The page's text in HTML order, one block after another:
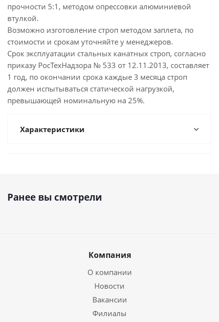
прочности 5:1, методом опрессовки алюминиевой
втулкой.
Возможно изготовление строп методом заплета, по
стоимости и срокам уточняйте у менеджеров.
Срок эксплуатации стальных канатных строп, согласно
приказу РосТехНадзора № 533 от 12.11.2013, составляет
1 год, по окончании срока каждые 3 месяца строп
должен испытываться статической нагрузкой,
превышающей номинальную на 25%.
Характеристики
Ранее вы смотрели
Компания
О компании
Новости
Вакансии
Филиалы